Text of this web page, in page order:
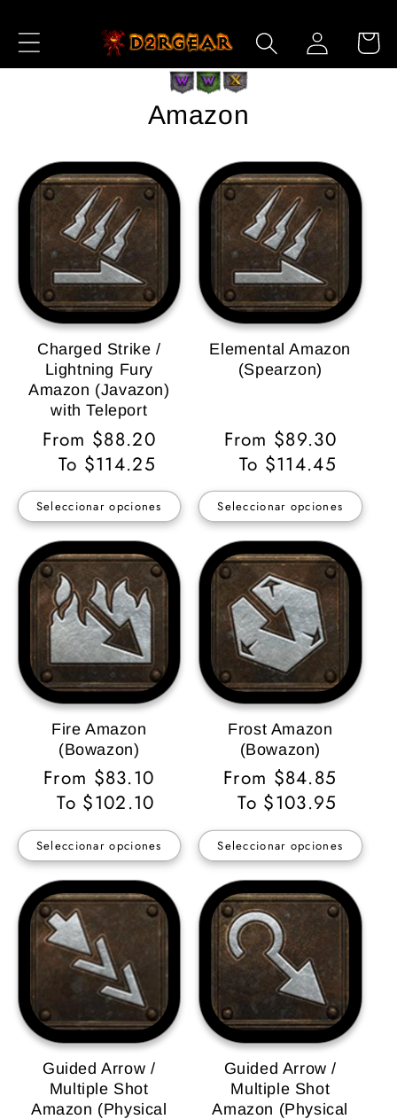
directamente
al contenido
Iniciar
sesión
Carrito
Amazon
Charged Strike /
Lightning Fury
Amazon (Javazon)
with Teleport
Precio
habitual
From $88.20
To $114.25
Seleccionar opciones
Elemental Amazon
(Spearzon)
Precio
habitual
From $89.30
To $114.45
Seleccionar opciones
Fire Amazon
(Bowazon)
Precio
habitual
From $83.10
To $102.10
Seleccionar opciones
Frost Amazon
(Bowazon)
Precio
habitual
From $84.85
To $103.95
Seleccionar opciones
Guided Arrow /
Multiple Shot
Amazon (Physical
Guided Arrow /
Multiple Shot
Amazon (Physical